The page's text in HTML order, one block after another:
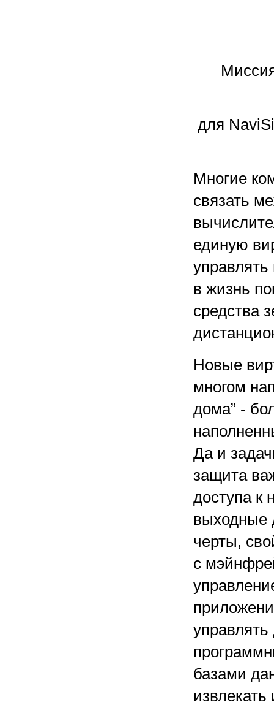
для
Многие
связать
единую
в жизнь
средства
Новые
многом
дома” -
Да и
защита
доступа к
выходные
черты,
с
базами